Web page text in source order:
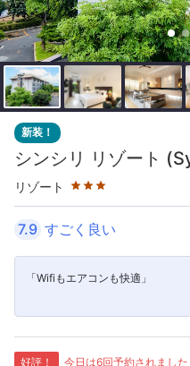
新装！
シンシリ リゾート
リゾート
星評価 3つ星
7.9 すごく良い
「Wifiもエアコンも快適」
好評！ 今日は6回予約されました